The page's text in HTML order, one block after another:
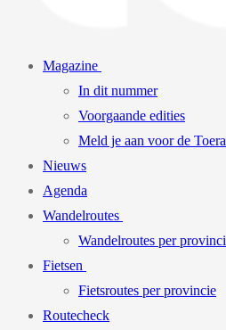
Magazine
In dit nummer
Voorgaande edities
Meld je aan voor de
Nieuws
Agenda
Wandelroutes
Wandelroutes per
Fietsen
Fietsroutes per provincie
Routecheck